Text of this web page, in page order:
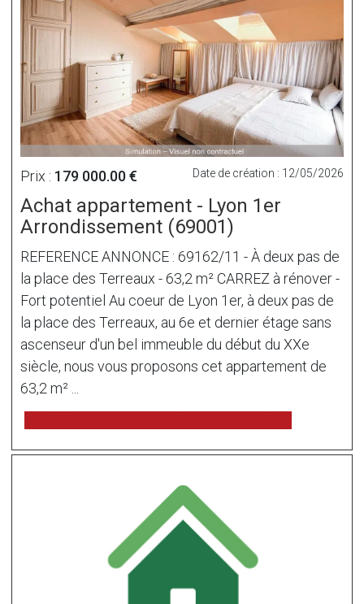
Prix : 179 000.00 € Date de création : 12/05/2026
Achat appartement - Lyon 1er
Arrondissement (69001)
REFERENCE ANNONCE : 69162/11 - À deux pas de
la place des Terreaux - 63,2 m² CARREZ à rénover -
Fort potentiel Au coeur de Lyon 1er, à deux pas de
la place des Terreaux, au 6e et dernier étage sans
ascenseur d'un bel immeuble du début du XXe
siècle, nous vous proposons cet appartement de
63,2 m² ...